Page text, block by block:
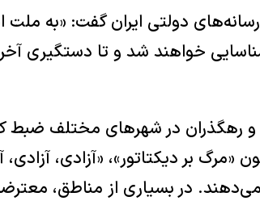
رسانه‌های دولتی ایران گفت: «به
خواهند شد و تا دستگیری
رهگذران در شهرهای مختلف ضبط
بر دیکتاتور»، «آزادی، آزادی،
در بسیاری از مناطق،